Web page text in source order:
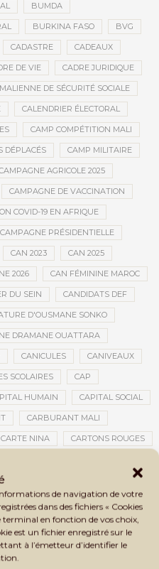
de navigation de votre
dans des fichiers « Cookies
terminal en fonction de vos choix,
est un fichier enregistré sur le
à l’émetteur d’identifier le
BUMDA
BURKINA FASO BVG
CADASTRE CADEAUX
DE VIE CADRE JURIDIQUE
DE SÉCURITÉ SOCIALE
CALENDRIER ÉLECTORAL
CAMP COMPÉTITION MALI
DÉPLACÉS CAMP MILITAIRE
AGRICOLE 2025
CAMPAGNE DE VACCINATION
COVID-19 EN AFRIQUE
CAMPAGNE PRÉSIDENTIELLE
CAN 2023 CAN 2025
2026 CAN FÉMININE MAROC
DU SEIN CANDIDATS DEF
D'OUSMANE SONKO
DRAMANE OUATTARA
CANICULES CANIVEAUX
SCOLAIRES CAP
HUMAIN CAPITAL SOCIAL
CARBURANT MALI
CARTE NINA CARTONS ROUGES
DE VISA CDAT CECOGEC
NATIONALE CEMAC
CENOU CENSURE
CENTRALE SOLAIRE